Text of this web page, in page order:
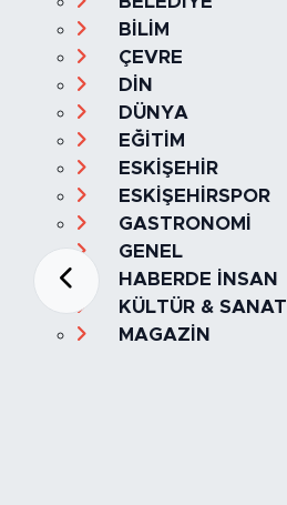
BİLİM
ÇEVRE
DİN
DÜNYA
EĞİTİM
ESKİŞEHİR
ESKİŞEHİRSPOR
GASTRONOMİ
GENEL
HABERDE İNSAN
KÜLTÜR & SANAT
MAGAZİN